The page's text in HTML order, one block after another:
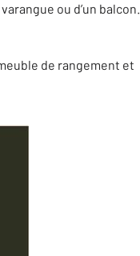
ou d’un balcon.
de rangement et